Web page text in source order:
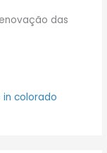
das
in colorado